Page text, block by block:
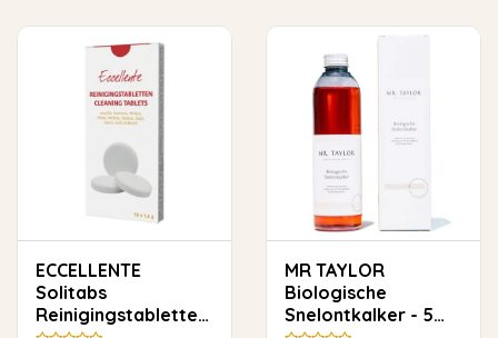
ECCELLENTE
Solitabs
Reinigingstabletten
MR TAYLOR
Biologische
Snelontkalker - 5